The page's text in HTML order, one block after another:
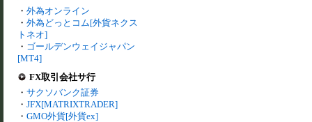
・ 外為オンライン
・ 外為どっとコム[外貨ネクス
トネオ]
・ ゴールデンウェイジャパン
[MT4]
FX取引会社サ行
・ サクソバンク証券
・ JFX[MATRIXTRADER]
・ GMO外貨[外貨ex]